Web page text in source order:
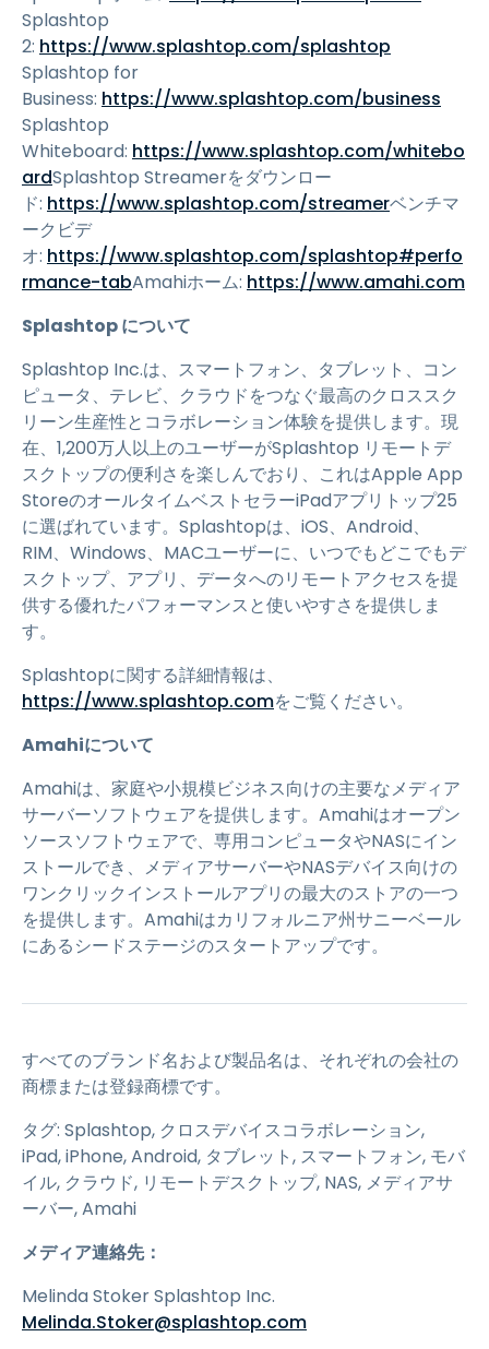
Splashtop
2: https://www.splashtop.com/splashtop
Splashtop for
Business: https://www.splashtop.com/business
Splashtop
Whiteboard: https://www.splashtop.com/whitebo
ardSplashtop Streamerをダウンロー
ド: https://www.splashtop.com/streamerベンチマ
ークビデ
オ: https://www.splashtop.com/splashtop#perfo
rmance-tabAmahiホーム: https://www.amahi.com
Splashtop について
Splashtop Inc.は、スマートフォン、タブレット、コン
ピュータ、テレビ、クラウドをつなぐ最高のクロススク
リーン生産性とコラボレーション体験を提供します。現
在、1,200万人以上のユーザーがSplashtop リモートデ
スクトップの便利さを楽しんでおり、これはApple App
StoreのオールタイムベストセラーiPadアプリトップ25
に選ばれています。Splashtopは、iOS、Android、
RIM、Windows、MACユーザーに、いつでもどこでもデ
スクトップ、アプリ、データへのリモートアクセスを提
供する優れたパフォーマンスと使いやすさを提供しま
す。
Splashtopに関する詳細情報は、
https://www.splashtop.comをご覧ください。
Amahiについて
Amahiは、家庭や小規模ビジネス向けの主要なメディア
サーバーソフトウェアを提供します。Amahiはオープン
ソースソフトウェアで、専用コンピュータやNASにイン
ストールでき、メディアサーバーやNASデバイス向けの
ワンクリックインストールアプリの最大のストアの一つ
を提供します。Amahiはカリフォルニア州サニーベール
にあるシードステージのスタートアップです。
すべてのブランド名および製品名は、それぞれの会社の
商標または登録商標です。
タグ: Splashtop, クロスデバイスコラボレーション,
iPad, iPhone, Android, タブレット, スマートフォン, モバ
イル, クラウド, リモートデスクトップ, NAS, メディアサ
ーバー, Amahi
メディア連絡先：
Melinda Stoker Splashtop Inc.
Melinda.Stoker@splashtop.com